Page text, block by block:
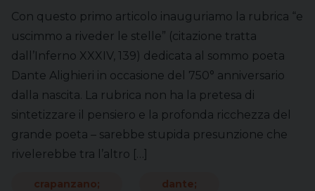
Con questo primo articolo inauguriamo la rubrica “e
uscimmo a riveder le stelle” (citazione tratta
dall’Inferno XXXIV, 139) dedicata al sommo poeta
Dante Alighieri in occasione del 750° anniversario
dalla nascita. La rubrica non ha la pretesa di
sintetizzare il pensiero e la profonda ricchezza del
grande poeta – sarebbe stupida presunzione che
rivelerebbe tra l’altro […]
crapanzano;
dante;